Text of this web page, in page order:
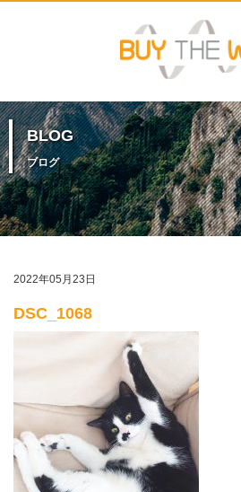
BLOG
ブログ
2022年05月23日
DSC_1068